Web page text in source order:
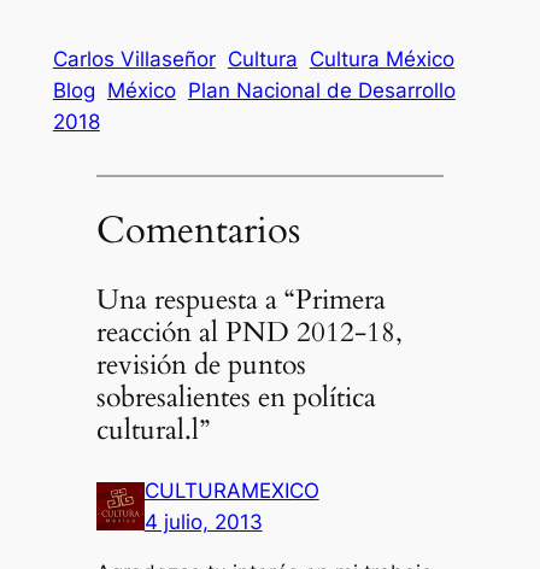
Carlos Villaseñor Cultura Cultura México
Blog México Plan Nacional de Desarrollo
2018
Comentarios
Una respuesta a “Primera
reacción al PND 2012-18,
revisión de puntos
sobresalientes en política
cultural.l”
CULTURAMEXICO
4 julio, 2013